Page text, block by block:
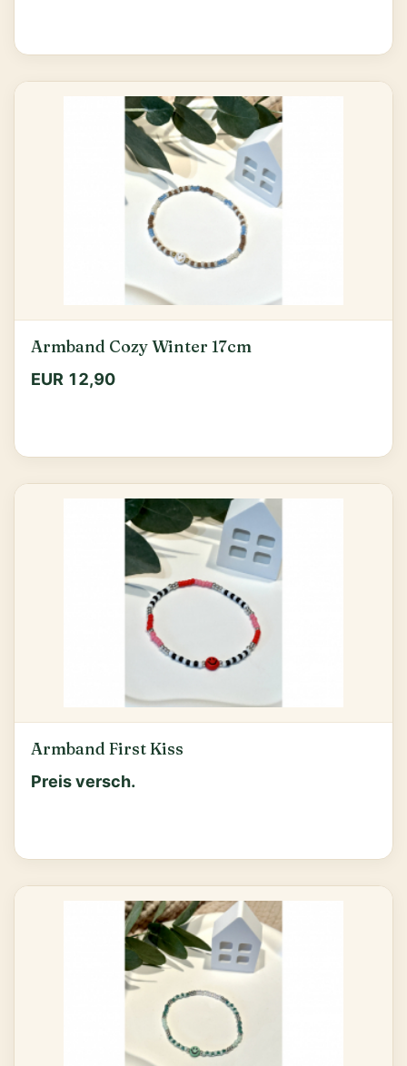
Armband Cozy Winter 17cm
EUR 12,90
Armband First Kiss
Preis versch.